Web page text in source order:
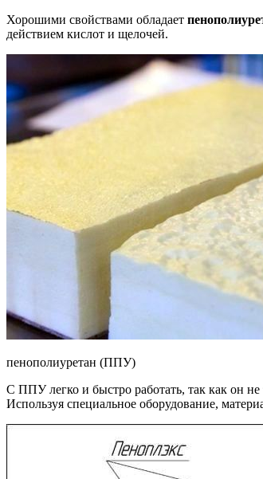
Хорошими свойствами обладает
действием кислот и щелочей.
пенополиуретан (ППУ)
С ППУ легко и быстро работать, так как он не
Используя специальное оборудование,